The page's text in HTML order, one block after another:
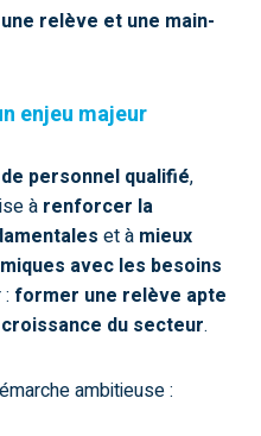
relève et une main-
enjeu majeur
personnel qualifié,
à renforcer la
et à mieux
avec les besoins
former une relève apte
du secteur.
ambitieuse :